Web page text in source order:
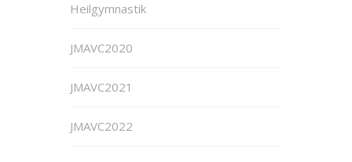
Heilgymnastik
JMAVC2020
JMAVC2021
JMAVC2022